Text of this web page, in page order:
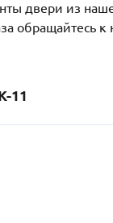
двери из
обращайтесь
11